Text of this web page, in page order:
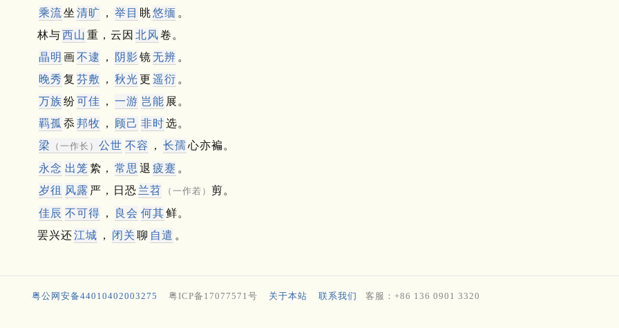
乘流坐 清旷 ， 举目 眺悠缅 。
林与西山 重，云因 北风卷。
晶明 画不逮 ， 阴影 镜无辨 。
晚秀 复 芬敷 ， 秋光更 遥衍 。
万族纷可佳 ， 一游 岂能 展。
羁孤 忝 邦牧 ， 顾己 非时选。
梁
（一作长） 公世 不容 ， 长孺 心亦褊。
永念 出笼 絷， 常思 退 疲蹇 。
岁徂 风露 严，日恐 兰苕 （一作若） 剪。
佳辰 不可得 ， 良会 何其鲜。
罢兴还江城 ， 闭关 聊 自遣 。
粤公网安备44010402003275 粤ICP备17077571号 关于本站 联系我们 客服：+86 136 0901 3320